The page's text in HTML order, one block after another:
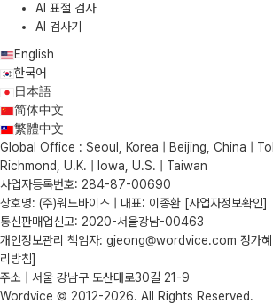
AI 표절 검사
AI 검사기
English
한국어
日本語
简体中文
繁體中文
Global Office : Seoul, Korea | Beijing, China |
Richmond, U.K. | Iowa, U.S. | Taiwan
사업자등록번호: 284-87-00690
상호명: (주)워드바이스 | 대표: 이종환 [사업자정보확인]
통신판매업신고: 2020-서울강남-00463
개인정보관리 책임자: gjeong@wordvice.com 정가혜
리방침]
주소 | 서울 강남구 도산대로30길 21-9
Wordvice © 2012-2026. All Rights Reserved.